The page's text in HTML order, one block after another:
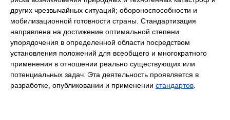
других чрезвычайных ситуаций; обороноспособности и
мобилизационной готовности страны. Стандартизация
направлена на достижение оптимальной степени
упорядочения в определенной области посредством
установления положений для всеобщего и многократного
применения в отношении реально существующих или
потенциальных задач. Эта деятельность проявляется в
разработке, опубликовании и применении стандартов